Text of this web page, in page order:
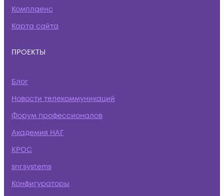
Комплаенс
Карта сайта
ПРОЕКТЫ
Блог
Новости телекоммуникаций
Форум профессионалов
Академия НАГ
КРОС
snr.systems
Конфигураторы